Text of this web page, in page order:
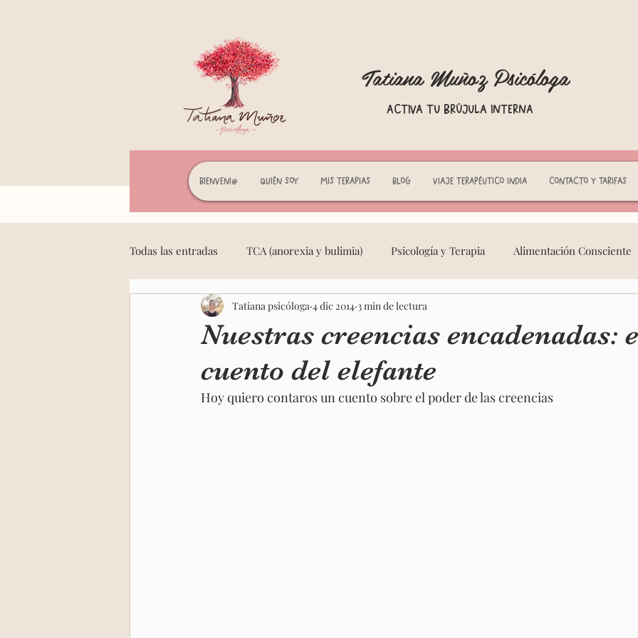
Tatiana Muñoz Psicóloga
Activa tu brújula interna
Bienveni@ Quién soy Mis terapias Blog Viaje terapéutico India Contacto y tarifas
Todas las entradas TCA (anorexia y bulimia) Psicología y Terapia Alimentación Consciente
Mindfulness y meditación Feminidad Consciente
Niño Interior Retiro India
Nuestras creencias encadenadas:
cuento del elefante
Tatiana psicóloga 4 dic 2014 3 min de lectura
Hoy quiero contaros un cuento sobre el poder de las creencias